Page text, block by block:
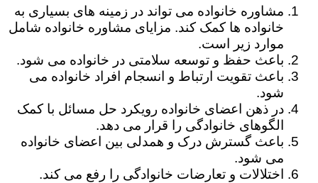
مشاوره خانواده می تواند در زمینه های بسیاری به
خانواده ها کمک کند. مزایای مشاوره خانواده شامل
موارد زیر است.
باعث حفظ و توسعه سلامتی در خانواده می شود.
باعث تقویت ارتباط و انسجام افراد خانواده می
شود.
در ذهن اعضای خانواده رویکرد حل مسائل با کمک
الگوهای خانوادگی را قرار می دهد.
باعث گسترش درک و همدلی بین اعضای خانواده
می شود.
اختلالات و تعارضات خانوادگی را رفع می کند.